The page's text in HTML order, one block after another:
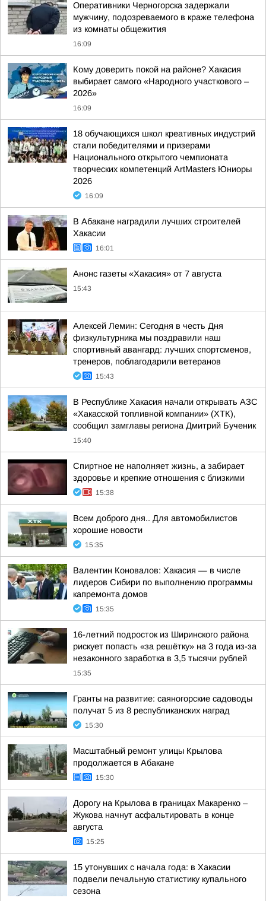
Оперативники Черногорска задержали
мужчину, подозреваемого в краже телефона
из комнаты общежития
16:09
Кому доверить покой на районе? Хакасия
выбирает самого «Народного участкового –
2026»
16:09
18 обучающихся школ креативных индустрий
стали победителями и призерами
Национального открытого чемпионата
творческих компетенций ArtMasters Юниоры
2026
16:09
В Абакане наградили лучших строителей
Хакасии
16:01
Анонс газеты «Хакасия» от 7 августа
15:43
Алексей Лемин: Сегодня в честь Дня
физкультурника мы поздравили наш
спортивный авангард: лучших спортсменов,
тренеров, поблагодарили ветеранов
15:43
В Республике Хакасия начали открывать АЗС
«Хакасской топливной компании» (ХТК),
сообщил замглавы региона Дмитрий Бученик
15:40
Спиртное не наполняет жизнь, а забирает
здоровье и крепкие отношения с близкими
15:38
Всем доброго дня.. Для автомобилистов
хорошие новости
15:35
Валентин Коновалов: Хакасия — в числе
лидеров Сибири по выполнению программы
капремонта домов
15:35
16-летний подросток из Ширинского района
рискует попасть «за решётку» на 3 года из-за
незаконного заработка в 3,5 тысячи рублей
15:35
Гранты на развитие: саяногорские садоводы
получат 5 из 8 республиканских наград
15:30
Масштабный ремонт улицы Крылова
продолжается в Абакане
15:30
Дорогу на Крылова в границах Макаренко –
Жукова начнут асфальтировать в конце
августа
15:25
15 утонувших с начала года: в Хакасии
подвели печальную статистику купального
сезона